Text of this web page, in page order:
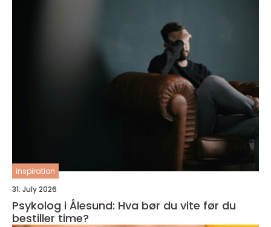
inspiration
31. July 2026
Psykolog i Ålesund: Hva bør du vite før du
bestiller time?